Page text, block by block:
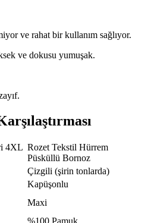
ve rahat bir kullanım sağlıyor.
ve dokusu yumuşak.
4XL Rozet Tekstil Hürrem
Püsküllü Bornoz
Çizgili (şirin tonlarda)
Kapüşonlu
Maxi